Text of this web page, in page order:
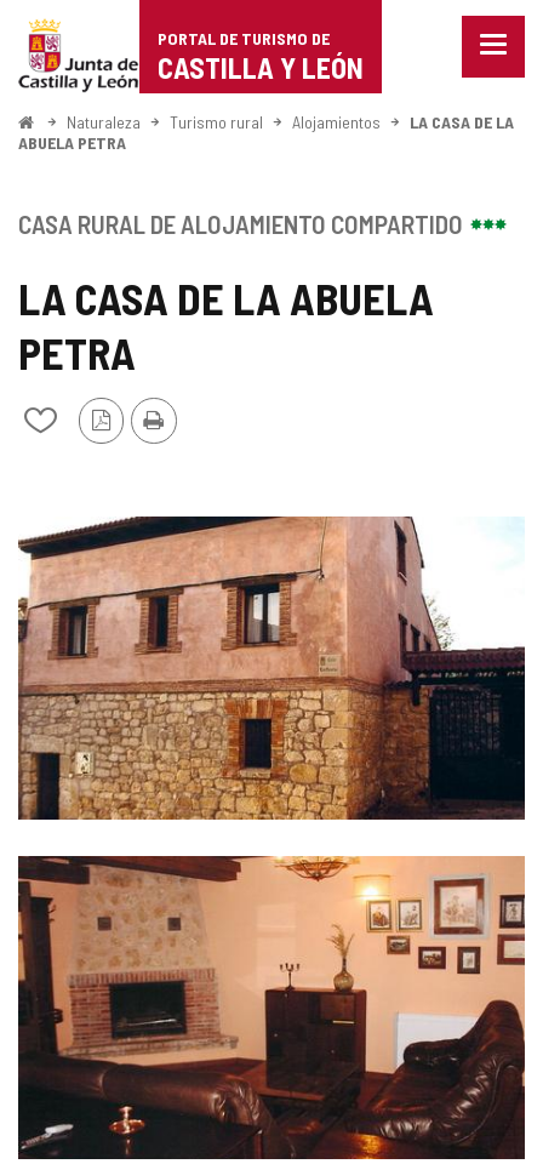
Portal
de
Turismo
de
Castilla
León
PORTAL DE TURISMO DE
CASTILLA Y LEÓN
Menu
InicioNaturaleza Turismo rural Alojamientos
LA CASA DE LA
ABUELA PETRA
LA CASA DE LA ABUELA
PETRA
Añadir/quitar
Versión
PDF
Imprimir
GALERÍA
DE
IMÁGENES
CASA RURAL DE ALOJAMIENTO COMPARTIDO